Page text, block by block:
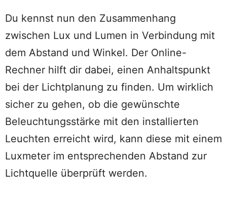
Du kennst nun den Zusammenhang
zwischen Lux und Lumen in Verbindung mit
dem Abstand und Winkel. Der Online-
Rechner hilft dir dabei, einen Anhaltspunkt
bei der Lichtplanung zu finden. Um wirklich
sicher zu gehen, ob die gewünschte
Beleuchtungsstärke mit den installierten
Leuchten erreicht wird, kann diese mit einem
Luxmeter im entsprechenden Abstand zur
Lichtquelle überprüft werden.